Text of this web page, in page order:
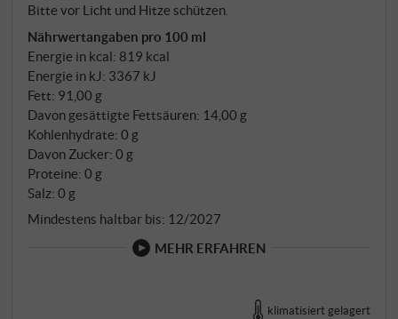
Bitte vor Licht und Hitze schützen.
Nährwertangaben pro 100 ml
Energie in kcal: 819 kcal
Energie in kJ: 3367 kJ
Fett: 91,00 g
Davon gesättigte Fettsäuren: 14,00 g
Kohlenhydrate: 0 g
Davon Zucker: 0 g
Proteine: 0 g
Salz: 0 g
Mindestens haltbar bis: 12/2027
MEHR ERFAHREN
klimatisiert gelagert